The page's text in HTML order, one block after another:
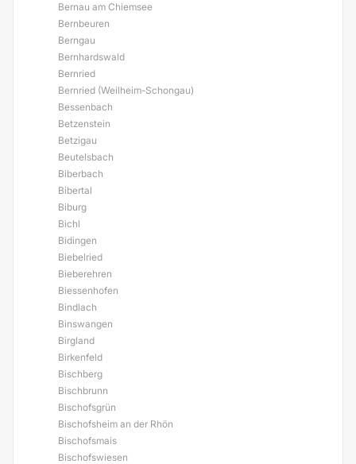
Bernau am Chiemsee
Bernbeuren
Berngau
Bernhardswald
Bernried
Bernried (Weilheim-Schongau)
Bessenbach
Betzenstein
Betzigau
Beutelsbach
Biberbach
Bibertal
Biburg
Bichl
Bidingen
Biebelried
Bieberehren
Biessenhofen
Bindlach
Binswangen
Birgland
Birkenfeld
Bischberg
Bischbrunn
Bischofsgrün
Bischofsheim an der Rhön
Bischofsmais
Bischofswiesen